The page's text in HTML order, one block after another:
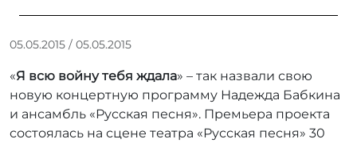
05.05.2015 / 05.05.2015
т
о
р
«Я всю войну тебя ждала» – так назвали свою
новую концертную программу Надежда Бабкина
и ансамбль «Русская песня». Премьера проекта
состоялась на сцене театра «Русская песня» 30